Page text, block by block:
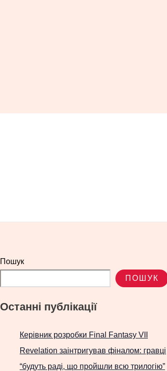
Пошук
ПОШУК
Останні публікації
Керівник розробки Final Fantasy VII
Revelation заінтригував фіналом: гравці
“будуть раді, що пройшли всю трилогію”